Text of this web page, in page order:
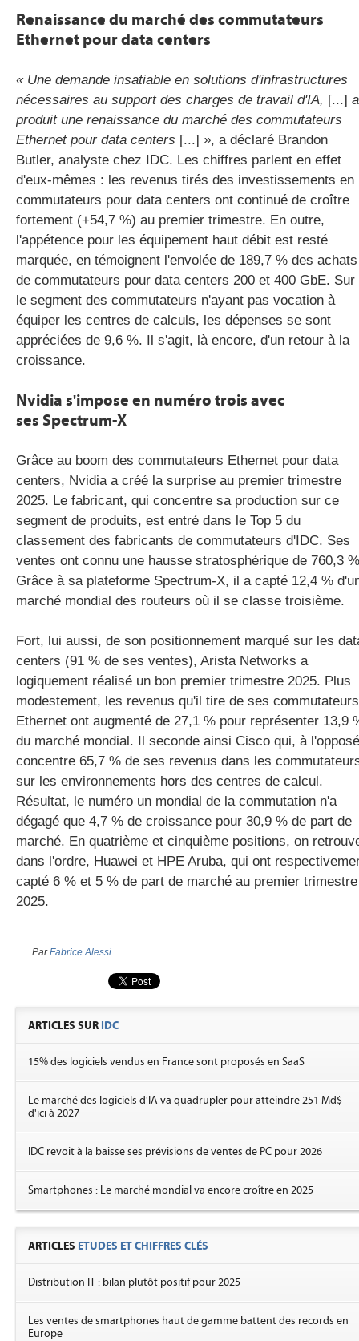
Renaissance du marché des commutateurs
Ethernet pour data centers
« Une demande insatiable en solutions d'infrastructures
nécessaires au support des charges de travail d'IA, [...] a
produit une renaissance du marché des commutateurs
Ethernet pour data centers [...] », a déclaré Brandon
Butler, analyste chez IDC. Les chiffres parlent en effet
d'eux-mêmes : les revenus tirés des investissements en
commutateurs pour data centers ont continué de croître
fortement (+54,7 %) au premier trimestre. En outre,
l'appétence pour les équipement haut débit est resté
marquée, en témoignent l'envolée de 189,7 % des achats
de commutateurs pour data centers 200 et 400 GbE. Sur
le segment des commutateurs n'ayant pas vocation à
équiper les centres de calculs, les dépenses se sont
appréciées de 9,6 %. Il s'agit, là encore, d'un retour à la
croissance.
Nvidia s'impose en numéro trois avec
ses Spectrum-X
Grâce au boom des commutateurs Ethernet pour data
centers, Nvidia a créé la surprise au premier trimestre
2025. Le fabricant, qui concentre sa production sur ce
segment de produits, est entré dans le Top 5 du
classement des fabricants de commutateurs d'IDC. Ses
ventes ont connu une hausse stratosphérique de 760,3
Grâce à sa plateforme Spectrum-X, il a capté 12,4 %
marché mondial des routeurs où il se classe troisième.
Fort, lui aussi, de son positionnement marqué sur les
centers (91 % de ses ventes), Arista Networks a
logiquement réalisé un bon premier trimestre 2025. Plus
modestement, les revenus qu'il tire de ses commutateurs
Ethernet ont augmenté de 27,1 % pour représenter 13,9
du marché mondial. Il seconde ainsi Cisco qui, à
concentre 65,7 % de ses revenus dans les
sur les environnements hors des centres de calcul.
Résultat, le numéro un mondial de la commutation n'a
dégagé que 4,7 % de croissance pour 30,9 % de part de
marché. En quatrième et cinquième positions, on
dans l'ordre, Huawei et HPE Aruba, qui ont
capté 6 % et 5 % de part de marché au premier trimestre
2025.
ParFabrice Alessi
ARTICLES SUR IDC
15% des logiciels vendus en France sont proposés en SaaS
Le marché des logiciels d'IA va quadrupler pour atteindre 251 Md$
d'ici à 2027
IDC revoit à la baisse ses prévisions de ventes de PC pour 2026
Smartphones : Le marché mondial va encore croître en 2025
ARTICLES ETUDES ET CHIFFRES CLÉS
Distribution IT : bilan plutôt positif pour 2025
Les ventes de smartphones haut de gamme battent des records en
Europe